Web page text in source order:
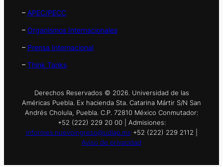
– APEC/PECC
– Organismos Internacionales
– Prensa Internacional
– Think Tanks
Derechos Reservados © 2026. Universidad de las
Américas Puebla. Ex hacienda Sta. Catarina Mártir S/N San
Andrés Cholula, Puebla. C.P. 72810 México Conmutador:
+52 (222) 229 20 00 | Admisiones:
informes.nuevoingreso@udlap.mx +52 (222) 229 2112 |
Aviso de privacidad